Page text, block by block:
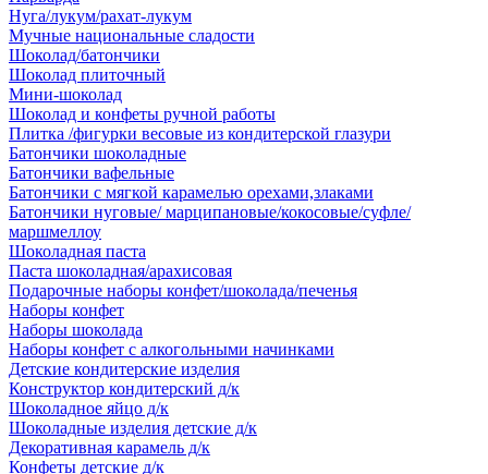
Нуга/лукум/рахат-лукум
Мучные национальные сладости
Шоколад/батончики
Шоколад плиточный
Мини-шоколад
Шоколад и конфеты ручной работы
Плитка /фигурки весовые из кондитерской глазури
Батончики шоколадные
Батончики вафельные
Батончики с мягкой карамелью орехами,злаками
Батончики нуговые/ марципановые/кокосовые/суфле/
маршмеллоу
Шоколадная паста
Паста шоколадная/арахисовая
Подарочные наборы конфет/шоколада/печенья
Наборы конфет
Наборы шоколада
Наборы конфет с алкогольными начинками
Детские кондитерские изделия
Конструктор кондитерский д/к
Шоколадное яйцо д/к
Шоколадные изделия детские д/к
Декоративная карамель д/к
Конфеты детские д/к